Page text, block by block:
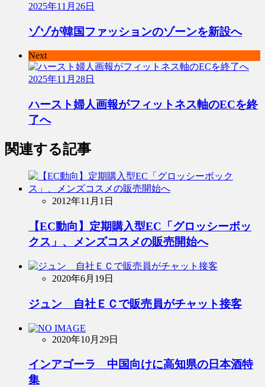
2025年11月26日
ゾゾが韓国ファッションのゾーンを新設へ
Next
2025年11月28日
ハースト婦人画報がフィットネス軸のECを終
了へ
関連する記事
2012年11月1日
【EC動向】定期購入型EC「グロッシーボッ
クス」、メンズコスメの販売開始へ
2020年6月19日
ジュン 自社ＥＣで販売員がチャット接客
2020年10月29日
インアゴーラ 中国向けに高知県の日本酒特
集